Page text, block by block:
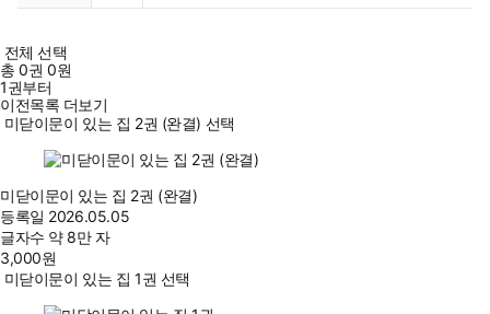
전체 선택
총0권 0원
1권부터
이전목록 더보기
미닫이문이 있는 집 2권 (완결) 선택
미닫이문이 있는 집 2권 (완결)
등록일 2026.05.05
글자수 약 8만 자
3,000원
미닫이문이 있는 집 1권 선택